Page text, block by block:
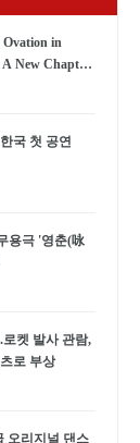
Ovation in
A New Chapter
국 첫 공연
용극 '영춘(咏
로켓 발사 관람,
로 부상
오리지널 댄스